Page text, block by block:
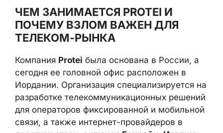
ЧЕМ ЗАНИМАЕТСЯ PROTEI И
ПОЧЕМУ ВЗЛОМ ВАЖЕН ДЛЯ
ТЕЛЕКОМ-РЫНКА
Компания Protei была основана в России, а
сегодня ее головной офис расположен в
Иордании. Организация специализируется
на разработке телекоммуникационных
решений для операторов фиксированной и
мобильной связи, а также интернет-